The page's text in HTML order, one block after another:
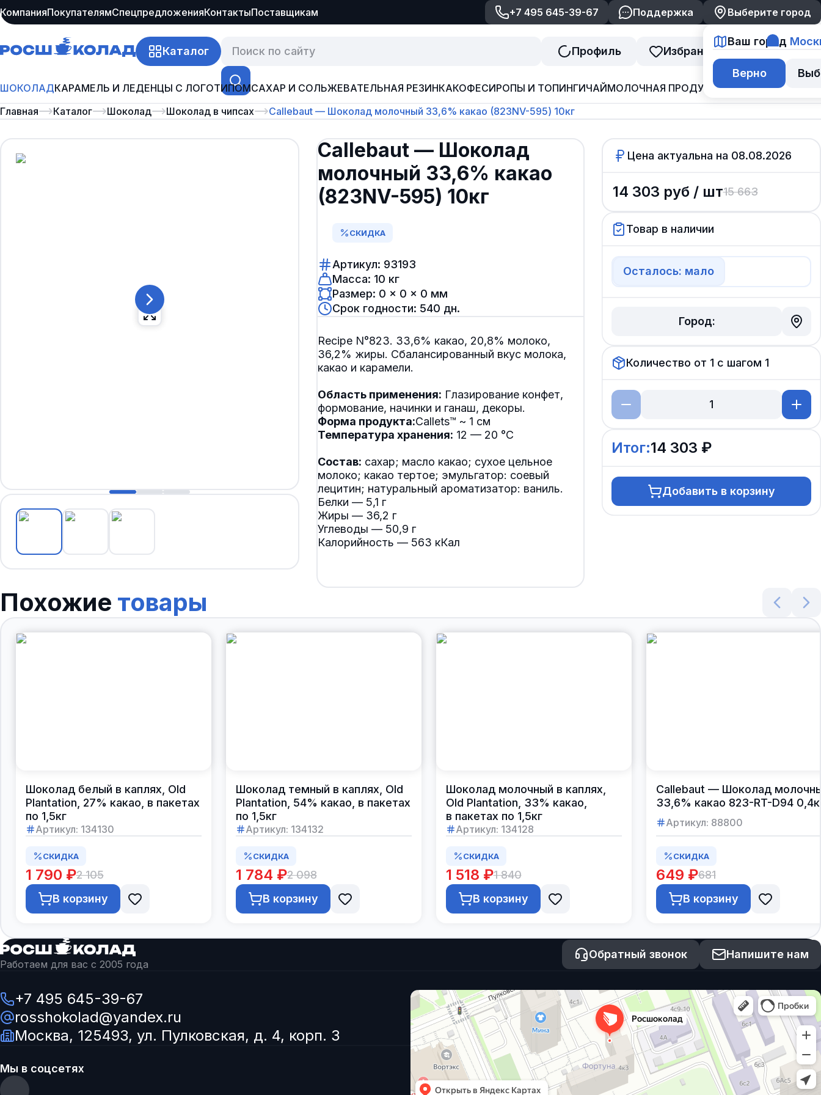
КомпанияПокупателямСпецпредложенияКонтактыПоставщикам +7 495 645-39-67 Поддержка Выберите город
Ваш город
Верно
Каталог Профиль Избранное Корзина
ШОКОЛАДКАРАМЕЛЬ И ЛЕДЕНЦЫ С ЛОГОТИПОМСАХАР И СОЛЬЖЕВАТЕЛЬНАЯ РЕЗИНКАКОФЕСИРОПЫ И ТОПИНГИЧАЙМОЛОЧНАЯ ПРОДУКЦИЯДЖЕМ И
Главная
Каталог Шоколад Шоколад в чипсах Callebaut — Шоколад молочный 33,6% какао (823NV-595) 10кг
Callebaut — Шоколад
молочный 33,6% какао
(823NV-595) 10кг
СКИДКА
Артикул: 93193
Масса: 10 кг
Размер: 0 × 0 × 0 мм
Срок годности: 540 дн.
Recipe N°823. 33,6% какао, 20,8% молоко,
36,2% жиры. Сбалансированный вкус молока,
какао и карамели.
Область применения: Глазирование конфет,
Форма продукта:
Температура хранения: 12 — 20 °C
Состав: сахар; масло какао; сухое цельное
молоко; какао тертое; эмульгатор: соевый
лецитин; натуральный ароматизатор: ваниль.
Белки — 5,1 г
Жиры — 36,2 г
Углеводы — 50,9 г
Калорийность — 563 кКал
Цена актуальна на 08.08.2026
14 303 руб / шт15 663
Товар в наличии
Осталось: мало
Город:
Количество от 1 с шагом 1
Итог:14 303 ₽
Добавить в корзину
Похожие товары
Шоколад белый в каплях, Old
Plantation, 27% какао, в пакетах
по 1,5кг
Артикул: 134130
СКИДКА
1 790 ₽2 105
В корзину
Шоколад темный в каплях, Old
Plantation, 54% какао, в пакетах
по 1,5кг
Артикул: 134132
СКИДКА
1 784 ₽2 098
В корзину
Шоколад молочный в каплях,
Old Plantation, 33% какао,
в пакетах по 1,5кг
Артикул: 134128
СКИДКА
1 518 ₽1 840
В корзину
Callebaut — Шоколад
33,6% какао 823-RT-D94
Артикул: 88800
СКИДКА
649 ₽681
В корзину
Работаем для вас с 2005 года
Обратный звонок Напишите нам
+7 495 645-39-67
rosshokolad@yandex.ru
Москва, 125493, ул. Пулковская, д. 4, корп. 3
Мы в соцсетях